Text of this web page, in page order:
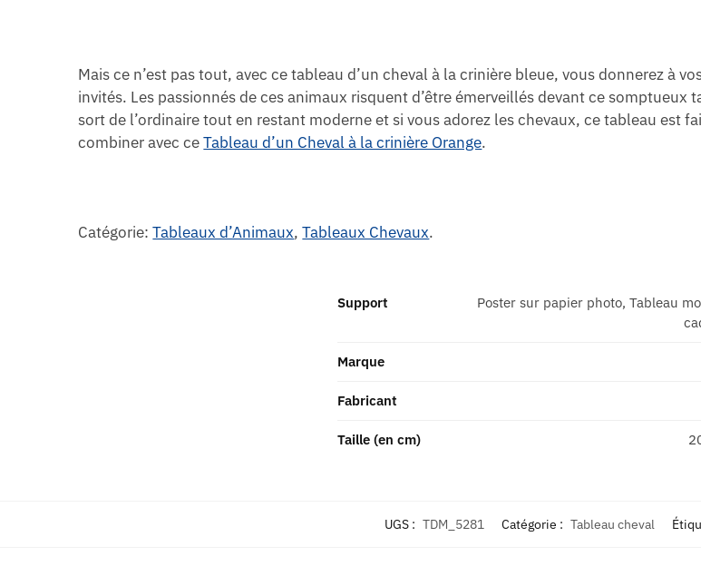
Mais ce n’est pas tout, avec ce tableau d’un cheval à la crinière bleue, vous donnerez à
invités. Les passionnés de ces animaux risquent d’être émerveillés devant ce
sort de l’ordinaire tout en restant moderne et si vous adorez les chevaux, ce tableau est
combiner avec ceTableau d’un Cheval à la crinière Orange.
Catégorie:Tableaux d’Animaux,Tableaux Chevaux.
Support
Poster sur papier photo, Tableau
Marque
Fabricant
Taille (en cm)
UGS : TDM_5281 Catégorie : Tableau cheval